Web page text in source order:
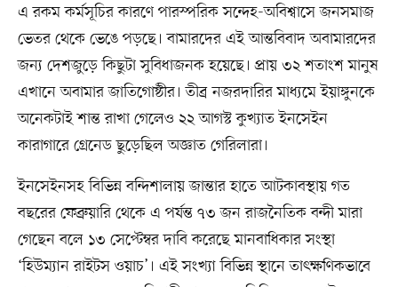
এ রকম কর্মসূচির কারণে পারস্পরিক সন্দেহ-অবিশ্বাসে জনসমাজ
ভেতর থেকে ভেঙে পড়ছে। বামারদের এই আন্তবিবাদ অবামারদের
জন্য দেশজুড়ে কিছুটা সুবিধাজনক হয়েছে। প্রায় ৩২ শতাংশ মানুষ
এখানে অবামার জাতিগোষ্ঠীর। তীব্র নজরদারির মাধ্যমে ইয়াঙ্গুনকে
অনেকটাই শান্ত রাখা গেলেও ২২ আগস্ট কুখ্যাত ইনসেইন
কারাগারে গ্রেনেড ছুড়েছিল অজ্ঞাত গেরিলারা।
ইনসেইনসহ বিভিন্ন বন্দিশালায় জান্তার হাতে আটকাবস্থায় গত
বছরের ফেব্রুয়ারি থেকে এ পর্যন্ত ৭৩ জন রাজনৈতিক বন্দী মারা
গেছেন বলে ১৩ সেপ্টেম্বর দাবি করেছে মানবাধিকার সংস্থা
‘হিউম্যান রাইটস ওয়াচ’। এই সংখ্যা বিভিন্ন স্থানে তাৎক্ষণিকভাবে